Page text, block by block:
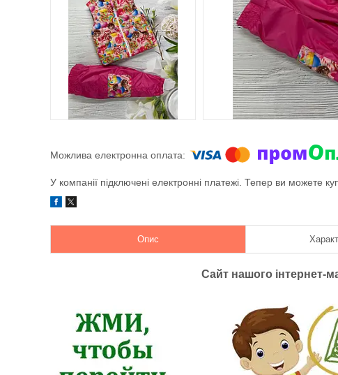
У компанії підключені електронні платежі. Тепер ви можете
Опис
Сайт нашого інтернет-